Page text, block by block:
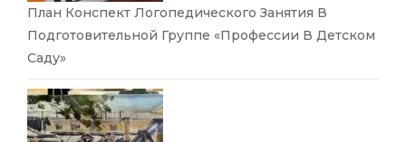
План Конспект Логопедического Занятия В
Подготовительной Группе «Профессии В Детском
Саду»